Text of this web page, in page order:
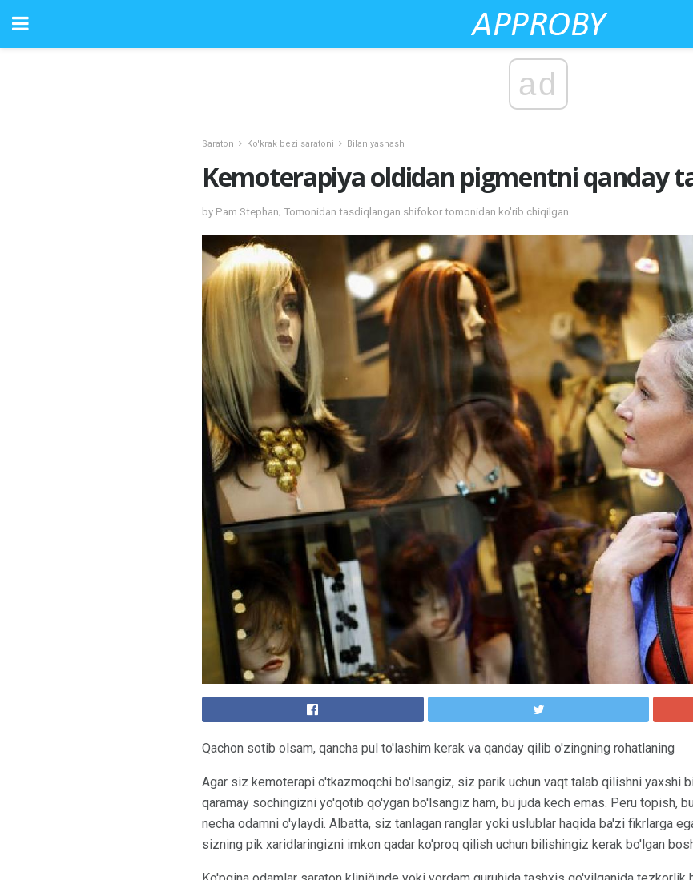
ad
Saraton Ko'krak bezi saratoni Bilan yashash
Kemoterapiya oldidan pigmentni qanday
by Pam Stephan; Tomonidan tasdiqlangan shifokor tomonidan ko'rib chiqilgan
Qachon sotib olsam, qancha pul to'lashim kerak va qanday qilib o'zingning rohatlaning
Agar siz kemoterapi o'tkazmoqchi bo'lsangiz, siz parik uchun vaqt talab qilishni yaxshi
qaramay sochingizni yo'qotib qo'ygan bo'lsangiz ham, bu juda kech emas. Peru topish,
necha odamni o'ylaydi. Albatta, siz tanlagan ranglar yoki uslublar haqida ba'zi fikrlarga
sizning pik xaridlaringizni imkon qadar ko'proq qilish uchun bilishingiz kerak bo'lgan